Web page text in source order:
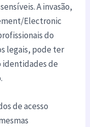
A invasão,
Electronic
do
legais, pode ter
identidades de
de acesso